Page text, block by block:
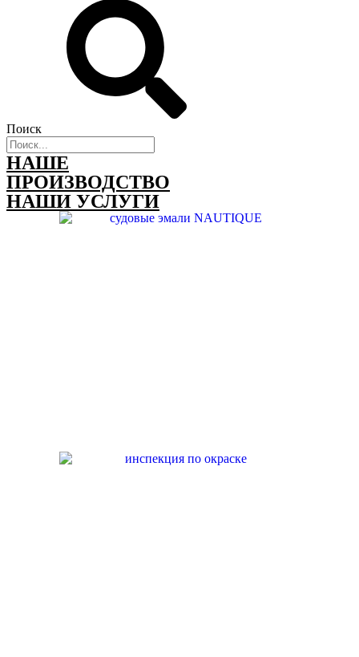
Поиск
НАШЕ
ПРОИЗВОДСТВО
НАШИ УСЛУГИ